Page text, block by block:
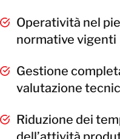
Operatività nel
normative vigenti
Gestione
valutazione
Riduzione dei